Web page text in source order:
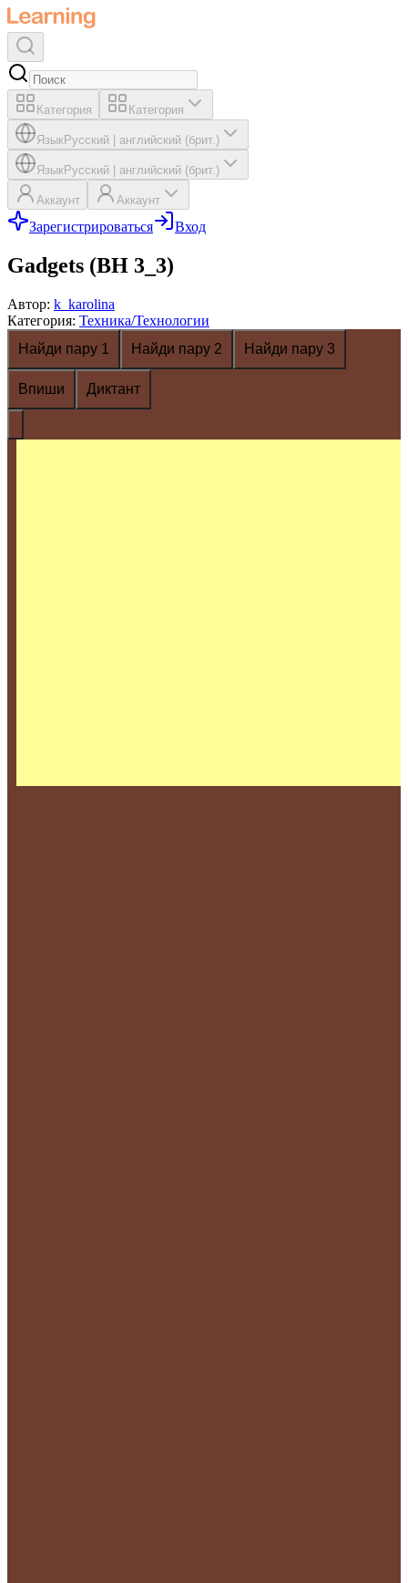
Категория Категория
ЯзыкРусский английский (брит.)
ЯзыкРусский английский (брит.)
Аккаунт Аккаунт
Зарегистрироваться Вход
Gadgets (BH 3_3)
Автор: k_karolina
Категория: Техника/Технологии
Найди пару 1
Найди пару 2 Найди пару 3
Впиши Диктант